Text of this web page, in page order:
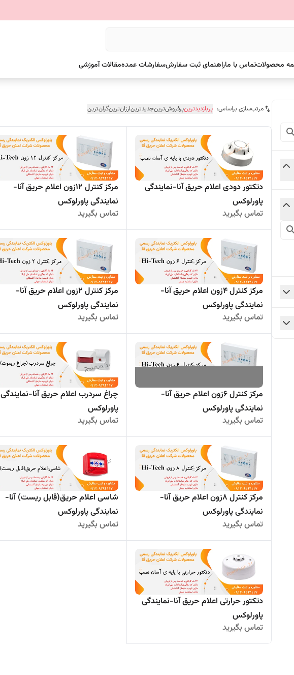
محصولاتتماس با ماراهنمای ثبت سفارشسفارشات عمدهمقالات آموزشی
مرتب‌سازی براساس: پربازدیدترینپرفروش‌ترینجدیدترینارزان‌ترینگران‌ترین
دتکتور دودی اعلام حریق آنا-نمایندگی
پاورلوکس
تماس بگیرید
مرکز کنترل 12زون اعلام حریق آنا-
نمایندگی پاورلوکس
تماس بگیرید
مرکز کنترل 4زون اعلام حریق آنا-
نمایندگی پاورلوکس
تماس بگیرید
مرکز کنترل 2زون اعلام حریق آنا-
نمایندگی پاورلوکس
تماس بگیرید
مرکز کنترل 6زون اعلام حریق آنا-
نمایندگی پاورلوکس
تماس بگیرید
چراغ سردرب اعلام حریق آنا-نمایندگی
پاورلوکس
تماس بگیرید
مرکز کنترل 8زون اعلام حریق آنا-
نمایندگی پاورلوکس
تماس بگیرید
شاسی اعلام حریق(قابل ریست) آنا-
نمایندگی پاورلوکس
تماس بگیرید
دتکتور حرارتی اعلام حریق آنا-نمایندگی
پاورلوکس
تماس بگیرید